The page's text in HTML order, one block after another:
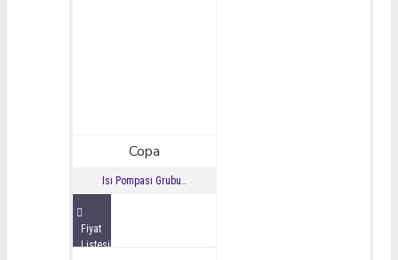
Copa
Isı Pompası Grubu..
Fiyat
Listesini